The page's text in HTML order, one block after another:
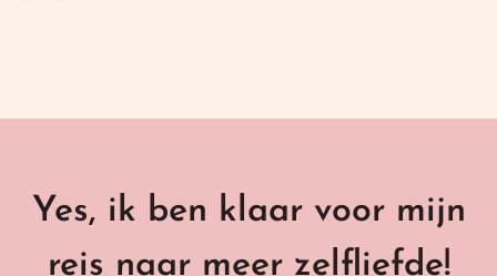
Yes, ik ben klaar voor mijn
reis naar meer zelfliefde!